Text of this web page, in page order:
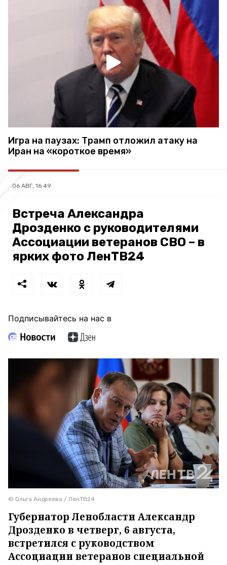
Игра на паузах: Трамп отложил атаку на
Иран на «короткое время»
06 АВГ, 16:49
Встреча Александра
Дрозденко с руководителями
Ассоциации ветеранов СВО – в
ярких фото ЛенТВ24
Подписывайтесь на нас в
© Ольга Андреева / ЛенТВ24
Губернатор Ленобласти Александр
Дрозденко в четверг, 6 августа,
встретился с руководством
Ассоциации ветеранов специальной